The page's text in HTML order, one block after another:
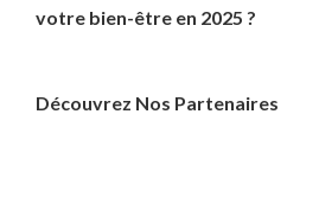
votre bien-être en 2025 ?
Découvrez Nos Partenaires